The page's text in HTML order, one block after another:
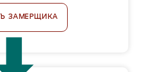
ЗАМЕРЩИКА